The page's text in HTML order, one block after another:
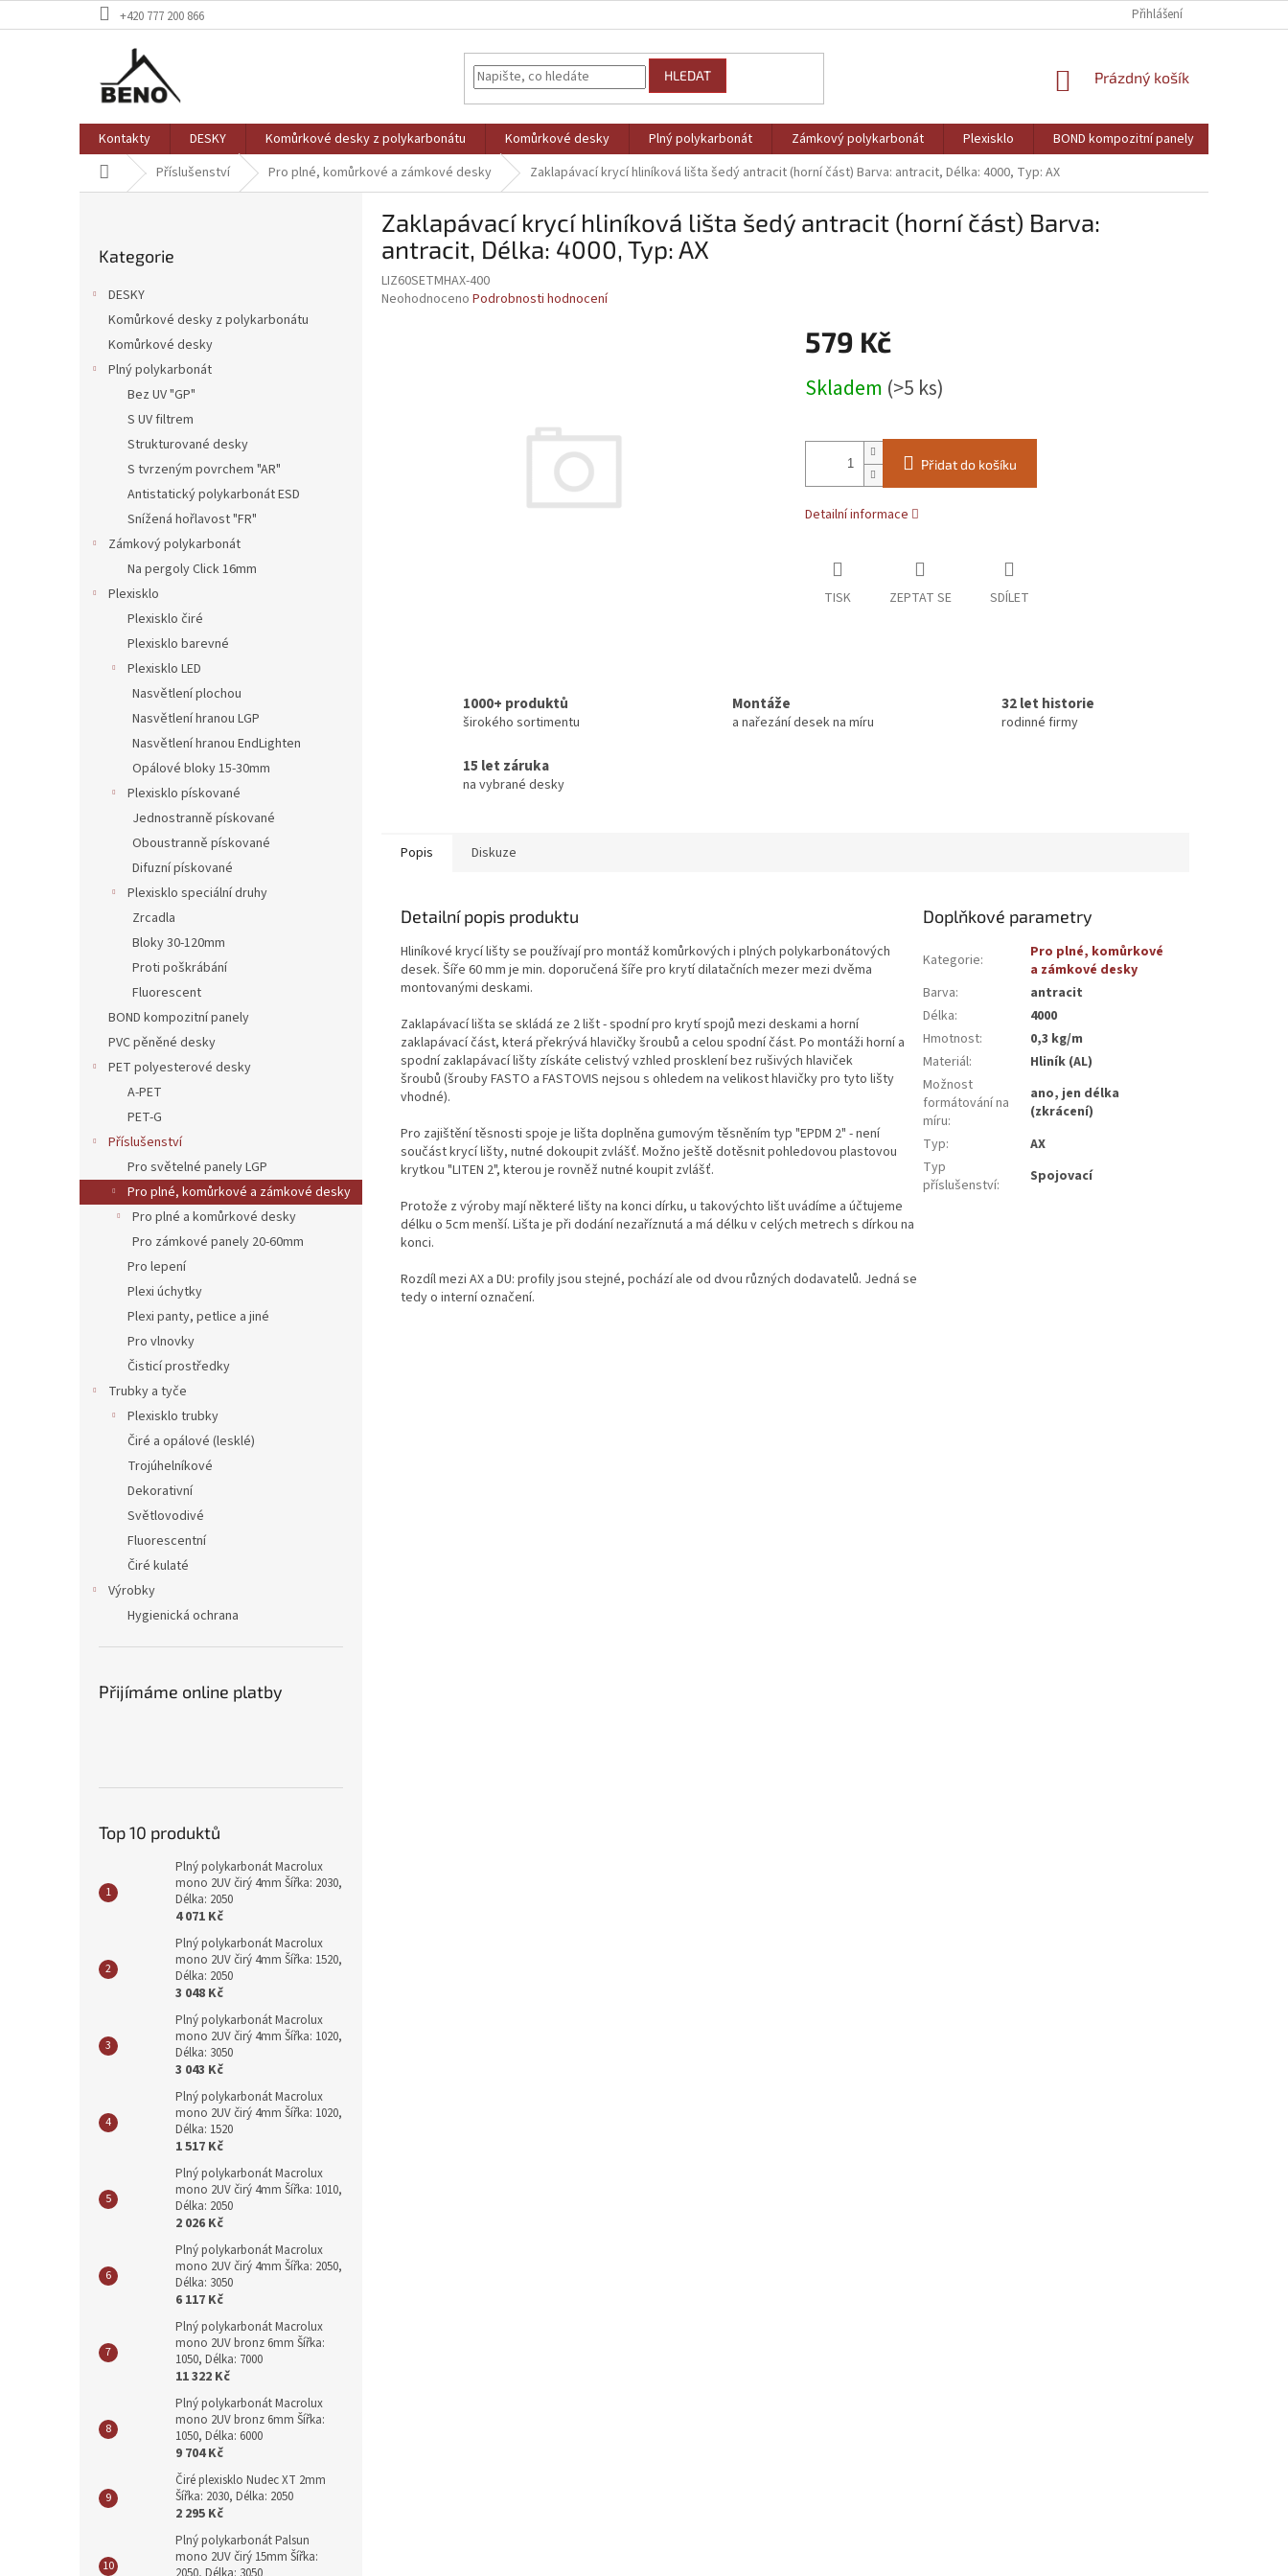
na
+420 777 200 866 Přihlášení
HLEDAT
NÁKUPNÍ
Prázdný košík
Kontakty DESKY Komůrkové desky z polykarbonátu Komůrkové desky Plný polykarbonát Zámkový polykarbonát Plexisklo BOND kompozitní panely
Domů Příslušenství Pro plné, komůrkové a zámkové desky Zaklapávací krycí hliníková lišta šedý antracit (horní část) Barva: antracit, Délka: 4000, Typ: AX
kategorie
Kategorie
DESKY
Komůrkové desky z polykarbonátu
Komůrkové desky
Plný polykarbonát
Bez UV "GP"
S UV filtrem
Strukturované desky
S tvrzeným povrchem "AR"
Antistatický polykarbonát ESD
Snížená hořlavost "FR"
Zámkový polykarbonát
Na pergoly Click 16mm
Plexisklo
Plexisklo čiré
Plexisklo barevné
Plexisklo LED
Nasvětlení plochou
Nasvětlení hranou LGP
Nasvětlení hranou EndLighten
Opálové bloky 15-30mm
Plexisklo pískované
Jednostranně pískované
Oboustranně pískované
Difuzní pískované
Plexisklo speciální druhy
Zrcadla
Bloky 30-120mm
Proti poškrábání
Fluorescent
BOND kompozitní panely
PVC pěněné desky
PET polyesterové desky
A-PET
PET-G
Příslušenství
Pro světelné panely LGP
Pro plné, komůrkové a zámkové desky
Pro plné a komůrkové desky
Pro zámkové panely 20-60mm
Pro lepení
Plexi úchytky
Plexi panty, petlice a jiné
Pro vlnovky
Čisticí prostředky
Trubky a tyče
Plexisklo trubky
Čiré a opálové (lesklé)
Trojúhelníkové
Dekorativní
Světlovodivé
Fluorescentní
Čiré kulaté
Výrobky
Hygienická ochrana
Přijímáme online platby
Top 10 produktů
Plný polykarbonát Macrolux
mono 2UV čirý 4mm Šířka: 2030,
Délka: 2050
4 071 Kč
Plný polykarbonát Macrolux
mono 2UV čirý 4mm Šířka: 1520,
Délka: 2050
3 048 Kč
Plný polykarbonát Macrolux
mono 2UV čirý 4mm Šířka: 1020,
Délka: 3050
3 043 Kč
Plný polykarbonát Macrolux
mono 2UV čirý 4mm Šířka: 1020,
Délka: 1520
1 517 Kč
Plný polykarbonát Macrolux
mono 2UV čirý 4mm Šířka: 1010,
Délka: 2050
2 026 Kč
Plný polykarbonát Macrolux
mono 2UV čirý 4mm Šířka: 2050,
Délka: 3050
6 117 Kč
Plný polykarbonát Macrolux
mono 2UV bronz 6mm Šířka:
1050, Délka: 7000
11 322 Kč
Plný polykarbonát Macrolux
mono 2UV bronz 6mm Šířka:
1050, Délka: 6000
9 704 Kč
Čiré plexisklo Nudec XT 2mm
Šířka: 2030, Délka: 2050
2 295 Kč
Plný polykarbonát Palsun
mono 2UV čirý 15mm Šířka:
Zaklapávací krycí hliníková lišta šedý antracit (horní část) Barva:
antracit, Délka: 4000, Typ: AX
LIZ60SETMHAX-400
Průměrné
Neohodnoceno Podrobnosti hodnocení
579 Kč
cena:
Skladem (>5 ks)
Přidat do košíku
Detailní informace
TISK ZEPTAT SE SDÍLET
1000+ produktů
širokého sortimentu
Montáže
a nařezání desek na míru
32 let historie
rodinné firmy
15 let záruka
na vybrané desky
Popis Diskuze
Detailní popis produktu
Hliníkové krycí lišty se používají pro montáž komůrkových i plných polykarbonátových
desek. Šíře 60 mm je min. doporučená šíře pro krytí dilatačních mezer mezi dvěma
montovanými deskami.
Zaklapávací lišta se skládá ze 2 lišt - spodní pro krytí spojů mezi deskami a horní
zaklapávací část, která překrývá hlavičky šroubů a celou spodní část. Po montáži horní a
spodní zaklapávací lišty získáte celistvý vzhled prosklení bez rušivých hlaviček
šroubů (šrouby FASTO a FASTOVIS nejsou s ohledem na velikost hlavičky pro tyto lišty
vhodné).
Pro zajištění těsnosti spoje je lišta doplněna gumovým těsněním typ "EPDM 2" - není
součást krycí lišty, nutné dokoupit zvlášť. Možno ještě dotěsnit pohledovou plastovou
krytkou "LITEN 2", kterou je rovněž nutné koupit zvlášť.
Protože z výroby mají některé lišty na konci dírku, u takovýchto lišt uvádíme a účtujeme
délku o 5cm menší. Lišta je při dodání nezaříznutá a má délku v celých metrech s dírkou na
konci.
Rozdíl mezi AX a DU: profily jsou stejné, pochází ale od dvou různých dodavatelů. Jedná se
tedy o interní označení.
Doplňkové parametry
Kategorie:
Pro plné, komůrkové
a zámkové desky
Barva:
antracit
Délka:
4000
Hmotnost:
0,3 kg/m
Materiál:
Hliník (AL)
Možnost
formátování na
míru:
ano, jen délka
(zkrácení)
Typ:
AX
Typ
příslušenství: Spojovací